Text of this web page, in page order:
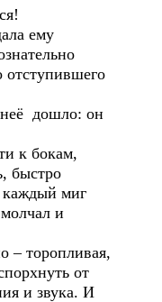
ему
отступившего
дошло: он
к бокам,
быстро
каждый миг
и
– торопливая,
от
и звука. И